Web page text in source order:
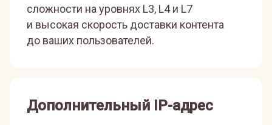
сложности на уровнях L3, L4 и L7
и высокая скорость доставки контента
до ваших пользователей.
Дополнительный IP-адрес